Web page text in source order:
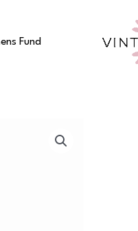
Fund